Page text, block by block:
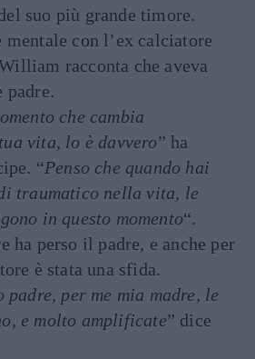
suo più grande timore.
mentale con l’ex calciatore
racconta che aveva
padre.
che cambia
vita, lo è davvero” ha
“Penso che quando hai
traumatico nella vita, le
in questo momento“.
ha perso il padre, e anche per
è stata una sfida.
padre, per me mia madre, le
e molto amplificate” dice